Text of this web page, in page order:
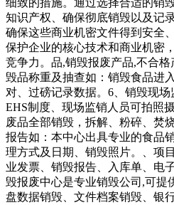
细致的措施。通过选择合适的销
知识产权、确保彻底销毁以及记
确保这些商业机密文件得到安全
保护企业的核心技术和商业机密
竞争力。品,销毁报废产品,不合
毁品称重及抽查如：销毁食品进
对、过磅记录数据。6、销毁现
EHS制度、现场监销人员可拍照
废品全部销毁，拆解、粉碎、焚
报告如：本中心出具专业的食品
理方式及日期、销毁照片。、项
业发票、销毁报告、入库单、电
毁报废中心是专业销毁公司,可提
盘数据销毁、文件档案销毁、银